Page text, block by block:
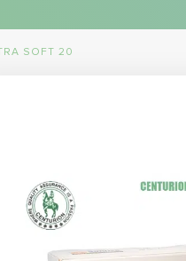
SOFT 20